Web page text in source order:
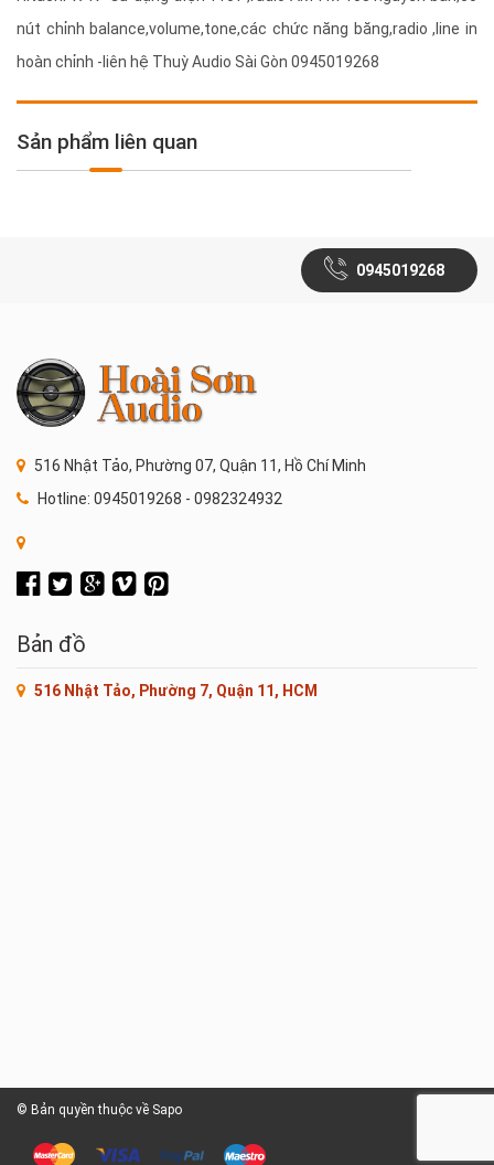
nút chỉnh balance,volume,tone,các chức năng băng,radio ,line in
hoàn chỉnh -liên hệ Thuỳ Audio Sài Gòn 0945019268
Sản phẩm liên quan
0945019268
516 Nhật Tảo, Phường 07, Quận 11, Hồ Chí Minh
Hotline: 0945019268 - 0982324932
Bản đồ
516 Nhật Tảo, Phường 7, Quận 11, HCM
© Bản quyền thuộc về Sapo